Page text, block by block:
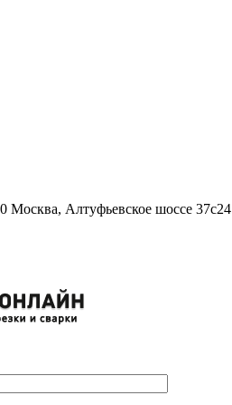
Москва, Алтуфьевское шоссе 37с24